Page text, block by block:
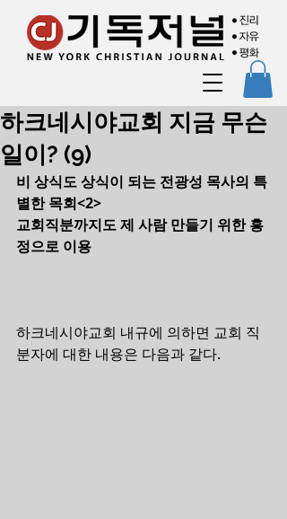
하크네시야교회 지금 무슨
일이? (9)
비 상식도 상식이 되는 전광성 목사의 특
별한 목회<2>
교회직분까지도 제 사람 만들기 위한 흥
정으로 이용
하크네시야교회 내규에 의하면 교회 직
분자에 대한 내용은 다음과 같다.